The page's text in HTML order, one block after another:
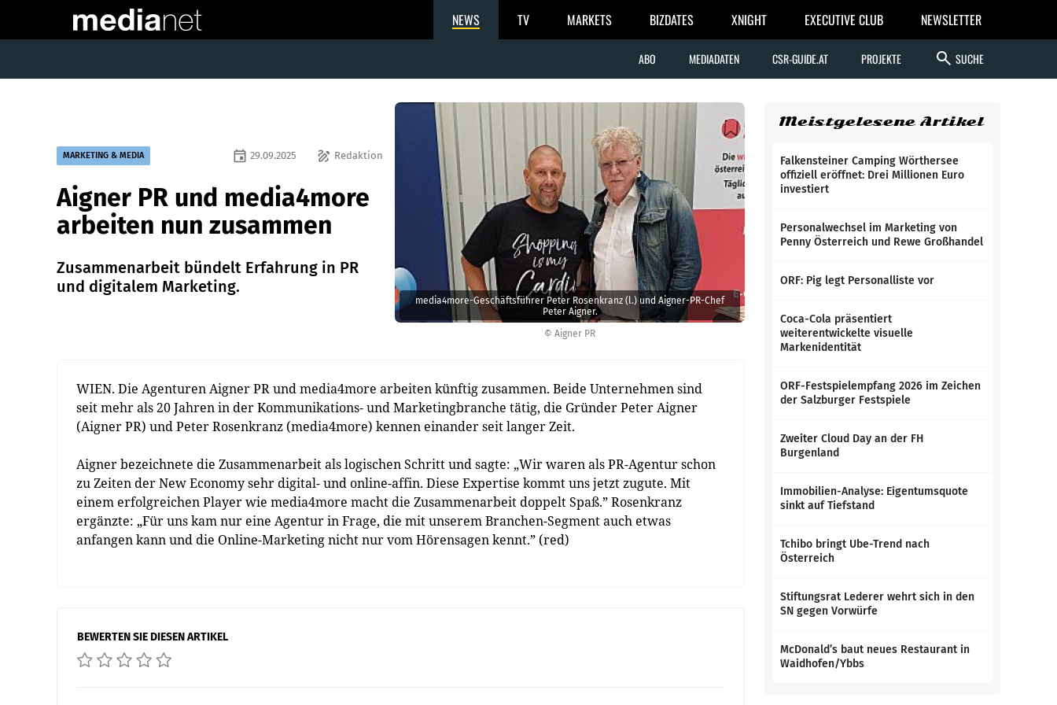
NEWS TV MARKETS BIZDATES XNIGHT EXECUTIVE CLUB NEWSLETTER
ABO MEDIADATEN CSR-GUIDE.AT PROJEKTE search SUCHE
© Aigner PR
media4more-Geschäftsführer Peter Rosenkranz (l.) und Aigner-PR-Chef
Peter Aigner.
MARKETING & MEDIA draw Redaktion
event 29.09.2025
Aigner PR und media4more
arbeiten nun zusammen
Zusammenarbeit bündelt Erfahrung in PR
und digitalem Marketing.
WIEN. Die Agenturen Aigner PR und media4more arbeiten künftig zusammen. Beide Unternehmen sind
seit mehr als 20 Jahren in der Kommunikations- und Marketingbranche tätig, die Gründer Peter Aigner
(Aigner PR) und Peter Rosenkranz (media4more) kennen einander seit langer Zeit.
Aigner bezeichnete die Zusammenarbeit als logischen Schritt und sagte: „Wir waren als PR-Agentur schon
zu Zeiten der New Economy sehr digital- und online-affin. Diese Expertise kommt uns jetzt zugute. Mit
einem erfolgreichen Player wie media4more macht die Zusammenarbeit doppelt Spaß.” Rosenkranz
ergänzte: „Für uns kam nur eine Agentur in Frage, die mit unserem Branchen-Segment auch etwas
anfangen kann und die Online-Marketing nicht nur vom Hörensagen kennt.” (red)
BEWERTEN SIE DIESEN ARTIKEL
Meistgelesene Artikel
Falkensteiner Camping Wörthersee
offiziell eröffnet: Drei Millionen Euro
investiert
Personalwechsel im Marketing von
Penny Österreich und Rewe Großhandel
ORF: Pig legt Personalliste vor
Coca-Cola präsentiert
weiterentwickelte visuelle
Markenidentität
ORF-Festspielempfang 2026 im Zeichen
der Salzburger Festspiele
Zweiter Cloud Day an der FH
Burgenland
Immobilien-Analyse: Eigentumsquote
sinkt auf Tiefstand
Tchibo bringt Ube-Trend nach
Österreich
Stiftungsrat Lederer wehrt sich in den
SN gegen Vorwürfe
McDonald’s baut neues Restaurant in
Waidhofen/Ybbs